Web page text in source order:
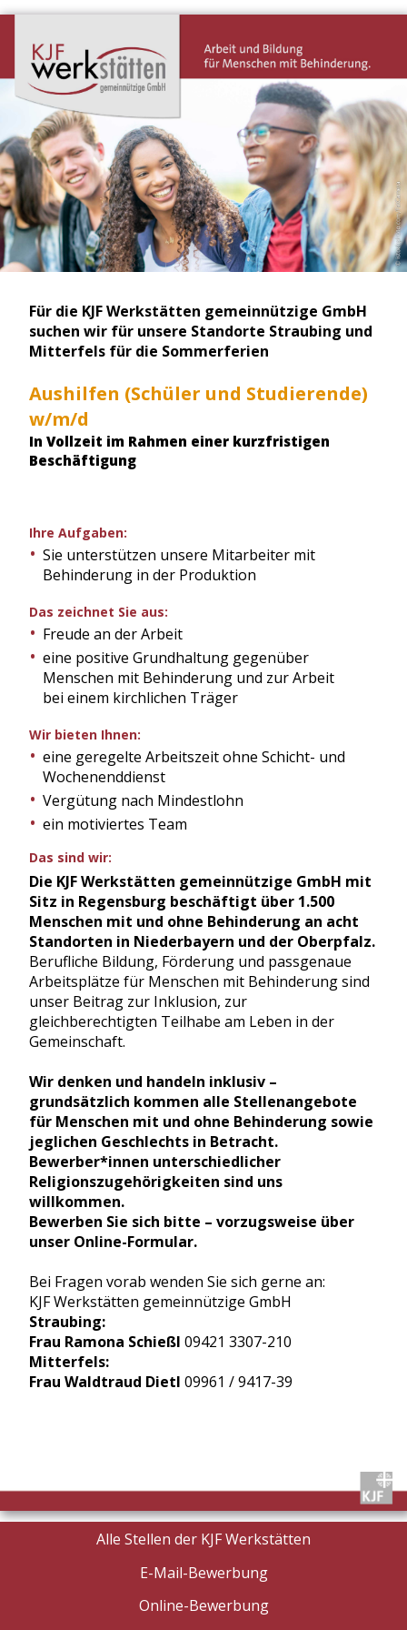
Für die KJF Werkstätten gemeinnützige GmbH
suchen wir für unsere Standorte Straubing und
Mitterfels für die Sommerferien
Aushilfen (Schüler und Studierende)
w/m/d
In Vollzeit im Rahmen einer kurzfristigen
Beschäftigung
Ihre Aufgaben:
Sie unterstützen unsere Mitarbeiter mit
Behinderung in der Produktion
Das zeichnet Sie aus:
Freude an der Arbeit
eine positive Grundhaltung gegenüber
Menschen mit Behinderung und zur Arbeit
bei einem kirchlichen Träger
Wir bieten Ihnen:
eine geregelte Arbeitszeit ohne Schicht- und
Wochenenddienst
Vergütung nach Mindestlohn
ein motiviertes Team
Das sind wir:
Die KJF Werkstätten gemeinnützige GmbH mit
Sitz in Regensburg beschäftigt über 1.500
Menschen mit und ohne Behinderung an acht
Standorten in Niederbayern und der Oberpfalz.
Berufliche Bildung, Förderung und passgenaue
Arbeitsplätze für Menschen mit Behinderung sind
unser Beitrag zur Inklusion, zur
gleichberechtigten Teilhabe am Leben in der
Gemeinschaft.
Wir denken und handeln inklusiv –
grundsätzlich kommen alle Stellenangebote
für Menschen mit und ohne Behinderung sowie
jeglichen Geschlechts in Betracht.
Bewerber*innen unterschiedlicher
Religionszugehörigkeiten sind uns
willkommen.
Bewerben Sie sich bitte – vorzugsweise über
unser Online-Formular.
Bei Fragen vorab wenden Sie sich gerne an:
KJF Werkstätten gemeinnützige GmbH
Straubing:
Frau Ramona Schießl 09421 3307-210
Mitterfels:
Frau Waldtraud Dietl 09961 / 9417-39
Alle Stellen der KJF Werkstätten
E-Mail-Bewerbung
Online-Bewerbung